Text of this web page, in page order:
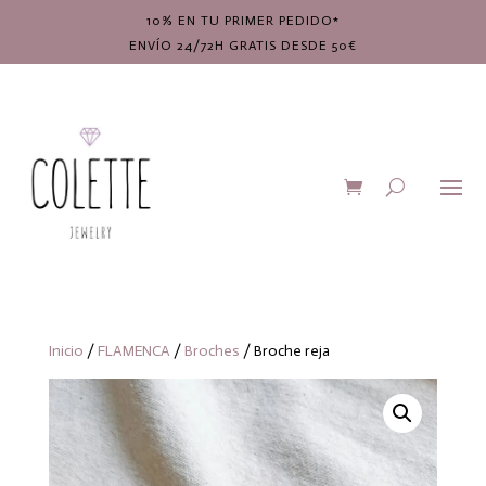
10% EN TU PRIMER PEDIDO*
ENVÍO 24/72H GRATIS DESDE 50€
Inicio / FLAMENCA / Broches / Broche reja